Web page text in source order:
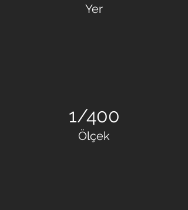
Yer
1/400
Ölçek